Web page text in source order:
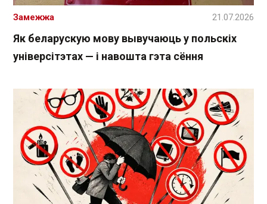
Як беларускую мову вывучаюць у польскіх
універсітэтах — і навошта гэта сёння
Замежжа 21.07.2026